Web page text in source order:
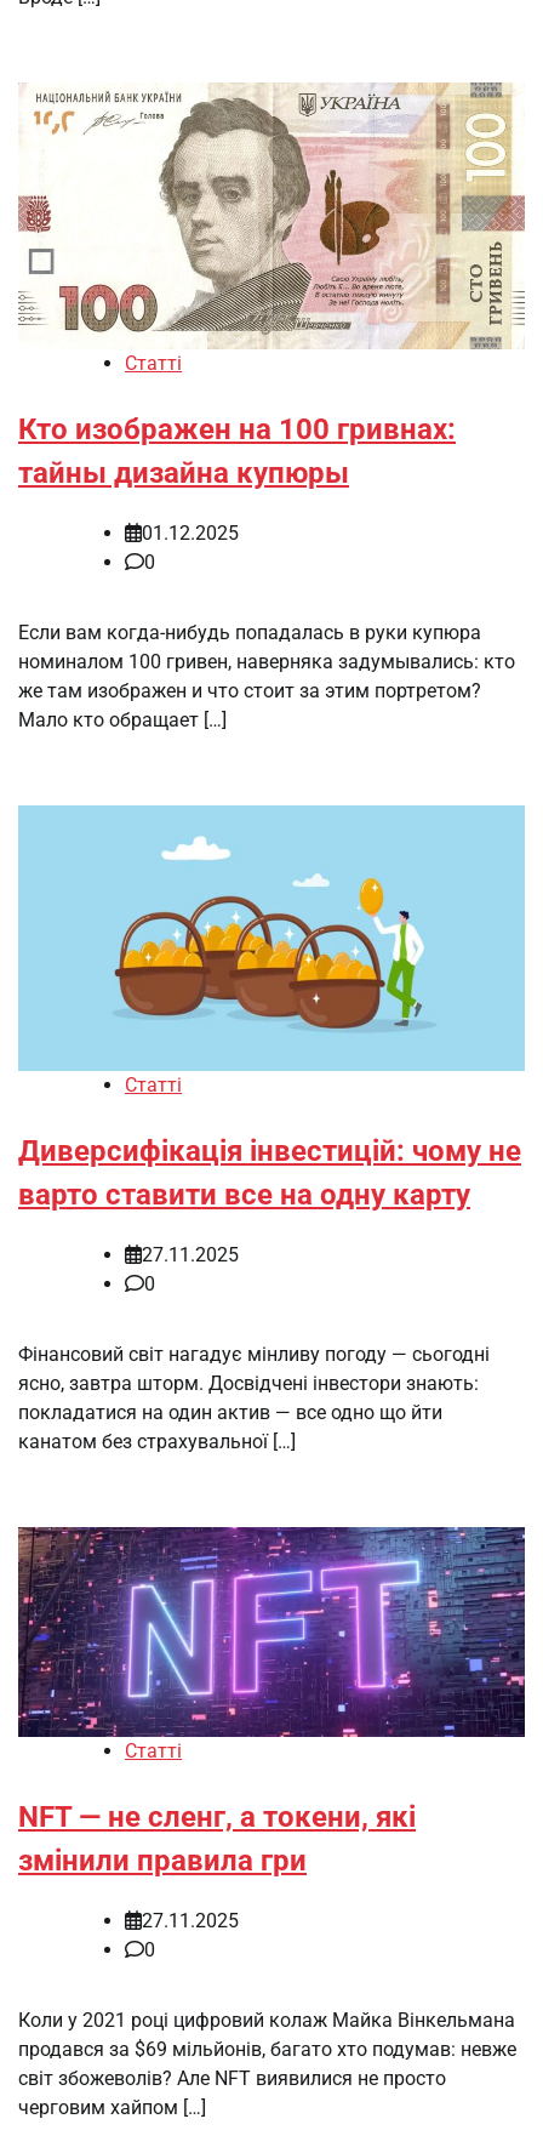
Статті
Кто изображен на 100 гривнах:
тайны дизайна купюры
01.12.2025
0
Если вам когда-нибудь попадалась в руки купюра
номиналом 100 гривен, наверняка задумывались: кто
же там изображен и что стоит за этим портретом?
Мало кто обращает […]
Статті
Диверсифікація інвестицій: чому не
варто ставити все на одну карту
27.11.2025
0
Фінансовий світ нагадує мінливу погоду — сьогодні
ясно, завтра шторм. Досвідчені інвестори знають:
покладатися на один актив — все одно що йти
канатом без страхувальної […]
Статті
NFT — не сленг, а токени, які
змінили правила гри
27.11.2025
0
Коли у 2021 році цифровий колаж Майка Вінкельмана
продався за $69 мільйонів, багато хто подумав: невже
світ збожеволів? Але NFT виявилися не просто
черговим хайпом […]